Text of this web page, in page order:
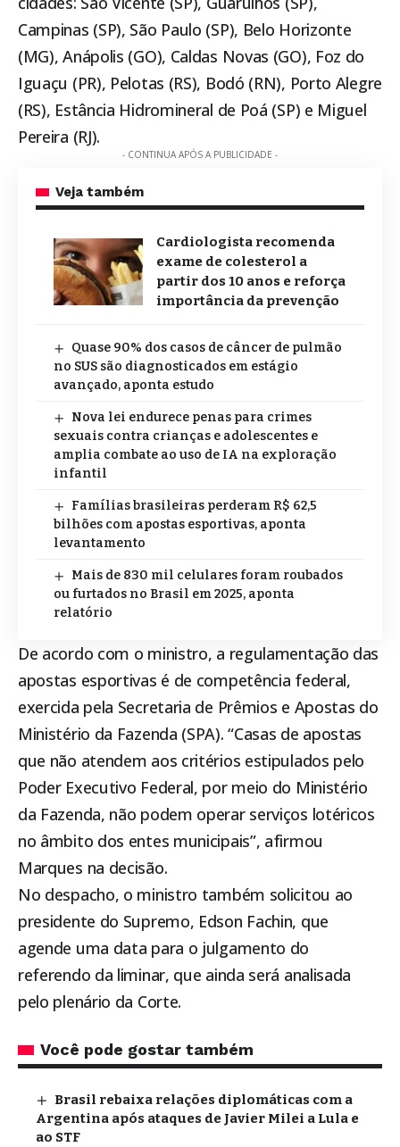
Campinas (SP), São Paulo (SP), Belo Horizonte
(MG), Anápolis (GO), Caldas Novas (GO), Foz do
Iguaçu (PR), Pelotas (RS), Bodó (RN), Porto Alegre
(RS), Estância Hidromineral de Poá (SP) e Miguel
Pereira (RJ).
- CONTINUA APÓS A PUBLICIDADE -
Veja também
Cardiologista recomenda
exame de colesterol a
partir dos 10 anos e reforça
importância da prevenção
Quase 90% dos casos de câncer de pulmão
no SUS são diagnosticados em estágio
avançado, aponta estudo
Nova lei endurece penas para crimes
sexuais contra crianças e adolescentes e
amplia combate ao uso de IA na exploração
infantil
Famílias brasileiras perderam R$ 62,5
bilhões com apostas esportivas, aponta
levantamento
Mais de 830 mil celulares foram roubados
ou furtados no Brasil em 2025, aponta
relatório
De acordo com o ministro, a regulamentação das
apostas esportivas é de competência federal,
exercida pela Secretaria de Prêmios e Apostas do
Ministério da Fazenda (SPA). “Casas de apostas
que não atendem aos critérios estipulados pelo
Poder Executivo Federal, por meio do Ministério
da Fazenda, não podem operar serviços lotéricos
no âmbito dos entes municipais”, afirmou
Marques na decisão.
No despacho, o ministro também solicitou ao
presidente do Supremo, Edson Fachin, que
agende uma data para o julgamento do
referendo da liminar, que ainda será analisada
pelo plenário da Corte.
Você pode gostar também
Brasil rebaixa relações diplomáticas com a
Argentina após ataques de Javier Milei a Lula e
ao STF